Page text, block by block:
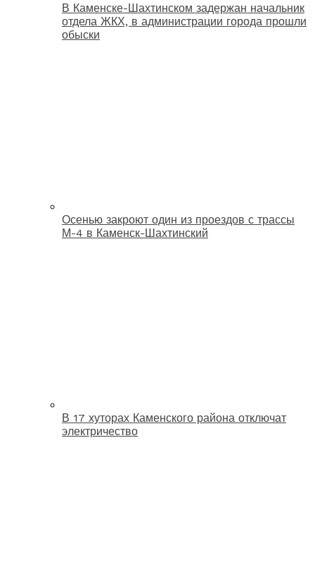
В Каменске-Шахтинском задержан начальник
отдела ЖКХ, в администрации города прошли
обыски
Осенью закроют один из проездов с трассы
М-4 в Каменск-Шахтинский
В 17 хуторах Каменского района отключат
электричество